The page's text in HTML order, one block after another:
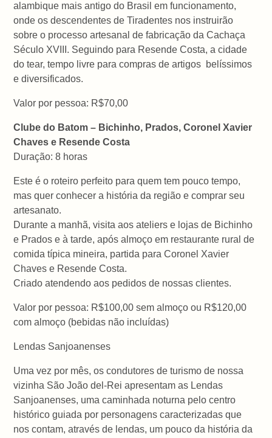
alambique mais antigo do Brasil em funcionamento,
onde os descendentes de Tiradentes nos instruirão
sobre o processo artesanal de fabricação da Cachaça
Século XVIII. Seguindo para Resende Costa, a cidade
do tear, tempo livre para compras de artigos belíssimos
e diversificados.
Valor por pessoa: R$70,00
Clube do Batom – Bichinho, Prados, Coronel Xavier
Chaves e Resende Costa
Duração: 8 horas
Este é o roteiro perfeito para quem tem pouco tempo,
mas quer conhecer a história da região e comprar seu
artesanato.
Durante a manhã, visita aos ateliers e lojas de Bichinho
e Prados e à tarde, após almoço em restaurante rural de
comida típica mineira, partida para Coronel Xavier
Chaves e Resende Costa.
Criado atendendo aos pedidos de nossas clientes.
Valor por pessoa: R$100,00 sem almoço ou R$120,00
com almoço (bebidas não incluídas)
Lendas Sanjoanenses
Uma vez por mês, os condutores de turismo de nossa
vizinha São João del-Rei apresentam as Lendas
Sanjoanenses, uma caminhada noturna pelo centro
histórico guiada por personagens caracterizadas que
nos contam, através de lendas, um pouco da história da